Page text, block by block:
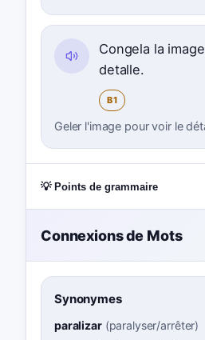
Congela la
detalle.
B1
Geler l'image pour voir le
💡 Points de grammaire
Connexions de Mots
Synonymes
paralizar(paralyser/arrêter)